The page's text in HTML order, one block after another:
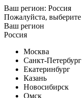
Ваш регион: Россия
Пожалуйста, выберите
Ваш регион
Россия
Москва
Санкт-Петербург
Екатеринбург
Казань
Новосибирск
Омск